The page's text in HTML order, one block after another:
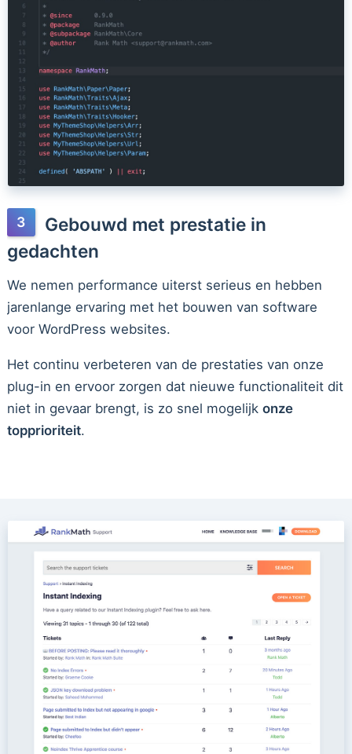
Gebouwd met prestatie in
gedachten
We nemen performance uiterst serieus en hebben
jarenlange ervaring met het bouwen van software
voor WordPress websites.
Het continu verbeteren van de prestaties van onze
plug-in en ervoor zorgen dat nieuwe functionaliteit dit
niet in gevaar brengt, is zo snel mogelijk onze
topprioriteit.